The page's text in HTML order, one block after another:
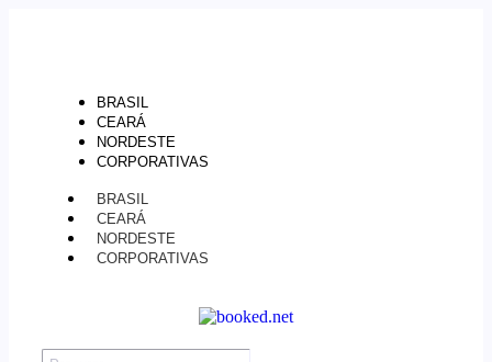
BRASIL
CEARÁ
NORDESTE
CORPORATIVAS
BRASIL
CEARÁ
NORDESTE
CORPORATIVAS